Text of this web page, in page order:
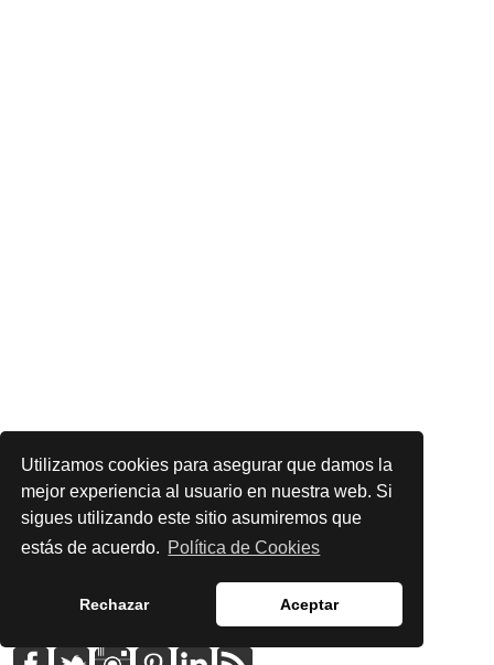
Utilizamos cookies para asegurar que damos la
mejor experiencia al usuario en nuestra web. Si
sigues utilizando este sitio asumiremos que
estás de acuerdo. Política de Cookies
Rechazar Aceptar